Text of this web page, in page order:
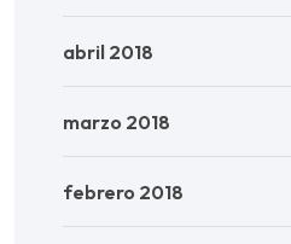
abril 2018
marzo 2018
febrero 2018